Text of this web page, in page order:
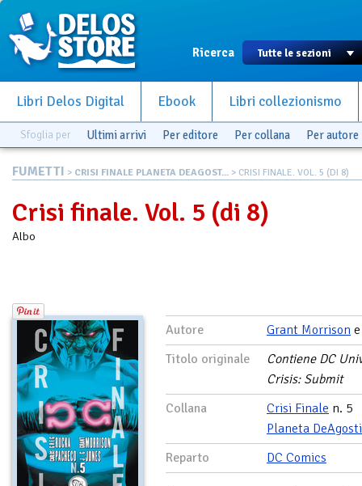
Ricerca
Libri Delos Digital Ebook Libri collezionismo
Sfoglia per Ultimi arrivi Per editore Per collana Per autore
FUMETTI > CRISI FINALE PLANETA DEAGOST... > CRISI FINALE. VOL. 5 (DI 8)
Crisi finale. Vol. 5 (di 8)
Albo
Autore Grant Morrison
Titolo originale
Contiene DC
Crisis: Submit
Collana
Crisi Finale n. 5
Planeta
Reparto
DC Comics